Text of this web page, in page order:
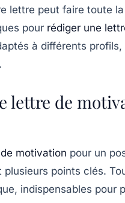
lettre peut faire toute
pour rédiger une
à différents
lettre de
motivation pour un
points clés.
indispensables pour